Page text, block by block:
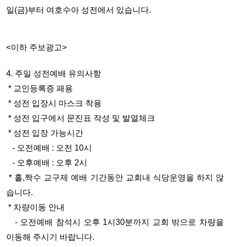
일(금)부터 여호수아 성전에서 있습니다.
<이하 주보광고>
4. 주일 성전예배 유의사항
* 교인등록증 패용
* 성전 입장시 마스크 착용
* 성전 입구에서 문진표 작성 및 발열체크
* 성전 입장 가능시간
- 오전예배 : 오전 10시
- 오후예배 : 오후 2시
* 홀,짝수 교구제 예배 기간동안 교회내 식당운영을 하지 않
습니다.
* 차량이동 안내
- 오전예배 참석시 오후 1시30분까지 교회 밖으로 차량을
이동해 주시기 바랍니다.